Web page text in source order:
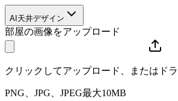
AI天井デザイン
部屋の画像をアップロード
クリックしてアップロード、またはド
PNG、JPG、JPEG最大10MB